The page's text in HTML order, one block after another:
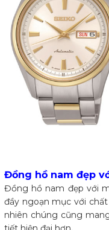
Đồng hồ nam đẹp
Đồng hồ nam đẹp với
đầy ngoạn mục với
nhiên chúng cũng